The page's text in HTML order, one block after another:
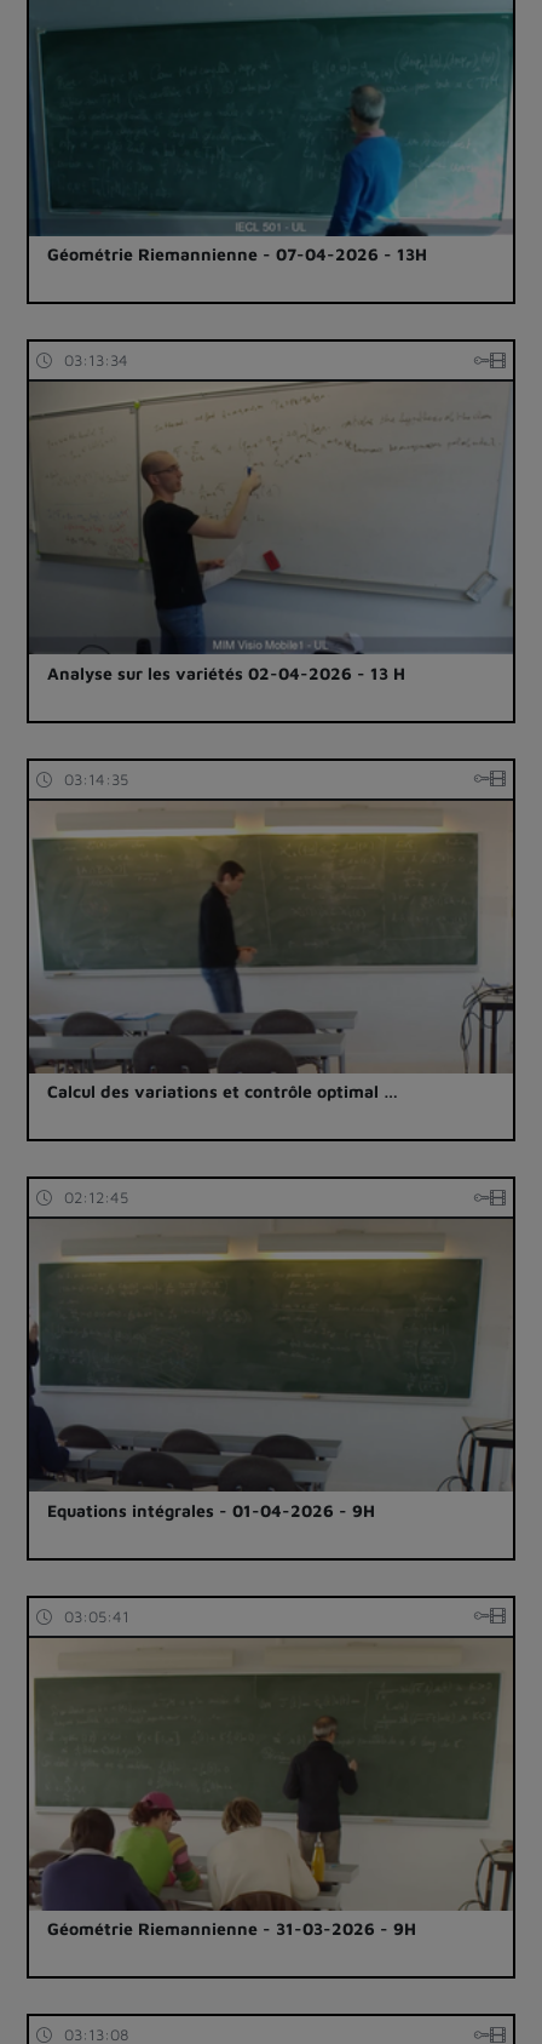
Géométrie Riemannienne - 07-04-2026 - 13H
03:13:34
Analyse sur les variétés 02-04-2026 - 13 H
03:14:35
Calcul des variations et contrôle optimal …
02:12:45
Equations intégrales - 01-04-2026 - 9H
03:05:41
Géométrie Riemannienne - 31-03-2026 - 9H
03:13:08